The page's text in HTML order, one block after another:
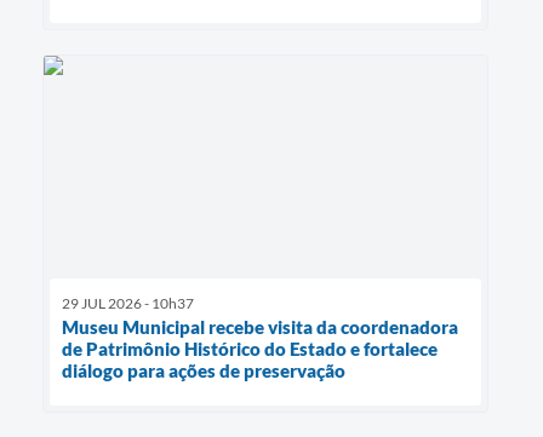
29 JUL 2026 - 10h37
Museu Municipal recebe visita da coordenadora
de Patrimônio Histórico do Estado e fortalece
diálogo para ações de preservação